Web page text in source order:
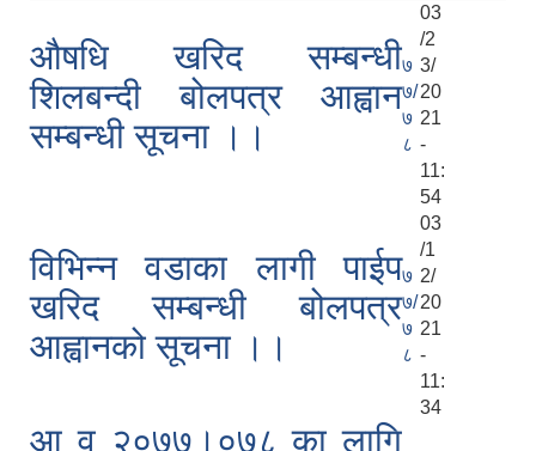
औषधि खरिद सम्बन्धी
शिलबन्दी बोलपत्र आह्वान
सम्बन्धी सूचना ।।
७
७/
७
८
03
/2
3/
20
21
-
11:
54
विभिन्न वडाका लागी पाईप
खरिद सम्बन्धी बोलपत्र
आह्वानको सूचना ।।
७
७/
७
८
03
/1
2/
20
21
-
11:
34
आ व २०७७।०७८ का लागि